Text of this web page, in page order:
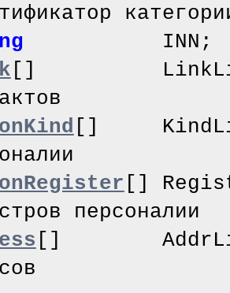
[]
[]
[]
персоналии
[]